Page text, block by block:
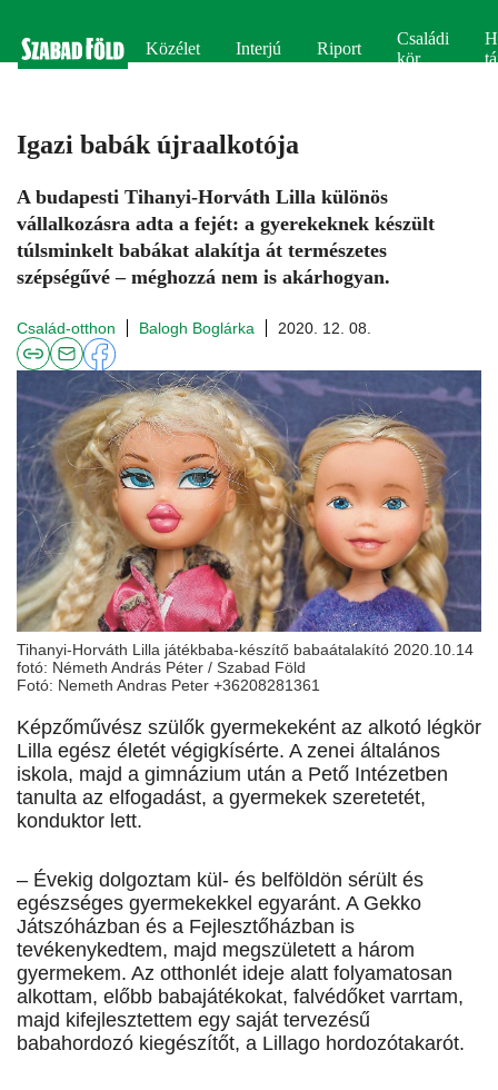
Közélet Interjú Riport
Családi
kör
Igazi babák újraalkotója
A budapesti Tihanyi-Horváth Lilla különös
vállalkozásra adta a fejét: a gyerekeknek készült
túlsminkelt babákat alakítja át természetes
szépségűvé – méghozzá nem is akárhogyan.
Család-otthon Balogh Boglárka 2020. 12. 08.
Tihanyi-Horváth Lilla játékbaba-készítő babaátalakító 2020.10.14
fotó: Németh András Péter / Szabad Föld
Fotó: Nemeth Andras Peter +36208281361
Képzőművész szülők gyermekeként az alkotó légkör
Lilla egész életét végigkísérte. A zenei általános
iskola, majd a gimnázium után a Pető Intézetben
tanulta az elfogadást, a gyermekek szeretetét,
konduktor lett.
– Évekig dolgoztam kül- és belföldön sérült és
egészséges gyermekekkel egyaránt. A Gekko
Játszóházban és a Fejlesztőházban is
tevékenykedtem, majd megszületett a három
gyermekem. Az otthonlét ideje alatt folyamatosan
alkottam, előbb babajátékokat, falvédőket varrtam,
majd kifejlesztettem egy saját tervezésű
babahordozó kiegészítőt, a Lillago hordozótakarót.